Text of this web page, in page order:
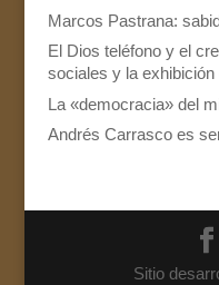
Marcos Pastrana:
El Dios teléfono y el
sociales y la
La «democracia» del
Andrés Carrasco es
Sitio